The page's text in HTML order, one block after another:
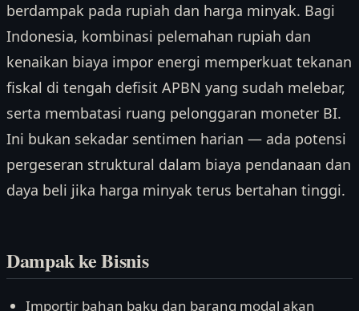
berdampak pada rupiah dan harga minyak. Bagi
Indonesia, kombinasi pelemahan rupiah dan
kenaikan biaya impor energi memperkuat tekanan
fiskal di tengah defisit APBN yang sudah melebar,
serta membatasi ruang pelonggaran moneter BI.
Ini bukan sekadar sentimen harian — ada potensi
pergeseran struktural dalam biaya pendanaan dan
daya beli jika harga minyak terus bertahan tinggi.
Dampak ke Bisnis
Importir bahan baku dan barang modal akan